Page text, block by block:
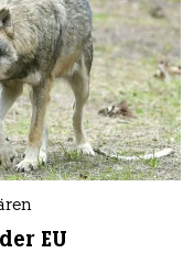
EU